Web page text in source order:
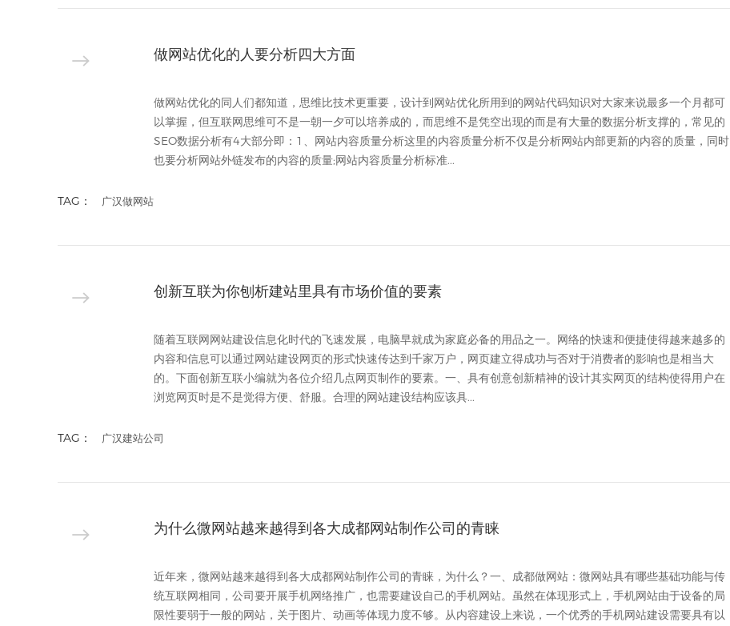
做网站优化的人要分析四大方面
做网站优化的同人们都知道，思维比技术更重要，设计到网站优化所用到的网站代码知识对大家来说最多一个月都可
以掌握，但互联网思维可不是一朝一夕可以培养成的，而思维不是凭空出现的而是有大量的数据分析支撑的，常见的
SEO数据分析有4大部分即：1、网站内容质量分析这里的内容质量分析不仅是分析网站内部更新的内容的质量，同时
也要分析网站外链发布的内容的质量;网站内容质量分析标准...
TAG： 广汉做网站
创新互联为你刨析建站里具有市场价值的要素
随着互联网网站建设信息化时代的飞速发展，电脑早就成为家庭必备的用品之一。网络的快速和便捷使得越来越多的
内容和信息可以通过网站建设网页的形式快速传达到千家万户，网页建立得成功与否对于消费者的影响也是相当大
的。下面创新互联小编就为各位介绍几点网页制作的要素。一、具有创意创新精神的设计其实网页的结构使得用户在
浏览网页时是不是觉得方便、舒服。合理的网站建设结构应该具...
TAG： 广汉建站公司
为什么微网站越来越得到各大成都网站制作公司的青睐
近年来，微网站越来越得到各大成都网站制作公司的青睐，为什么？一、成都做网站：微网站具有哪些基础功能与传
统互联网相同，公司要开展手机网络推广，也需要建设自己的手机网站。虽然在体现形式上，手机网站由于设备的局
限性要弱于一般的网站，关于图片、动画等体现力度不够。从内容建设上来说，一个优秀的手机网站建设需要具有以